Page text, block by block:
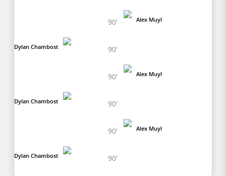
90' Alex Muyl
Dylan Chambost 90'
90' Alex Muyl
Dylan Chambost 90'
90' Alex Muyl
Dylan Chambost 90'